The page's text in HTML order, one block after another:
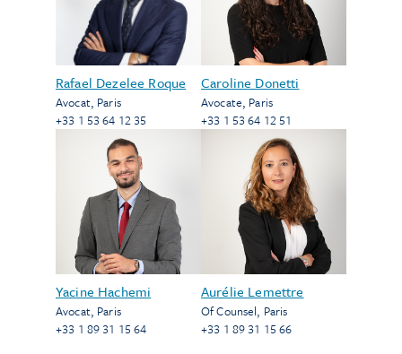
Rafael Dezelee Roque
Avocat, Paris
+33 1 53 64 12 35
Caroline Donetti
Avocate, Paris
+33 1 53 64 12 51
Yacine Hachemi
Avocat, Paris
+33 1 89 31 15 64
Aurélie Lemettre
Of Counsel, Paris
+33 1 89 31 15 66